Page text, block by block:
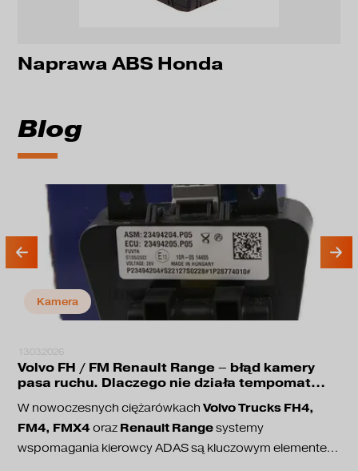
Naprawa ABS Honda
Blog
Kamera
13.03.2026
Volvo FH / FM Renault Range – błąd kamery
pasa ruchu. Dlaczego nie działa tempomat
W nowoczesnych ciężarówkachVolvo Trucks FH4,
FM4, FMX4 oraz Renault Rangesystemy
wspomagania kierowcy ADAS są kluczowym elementem